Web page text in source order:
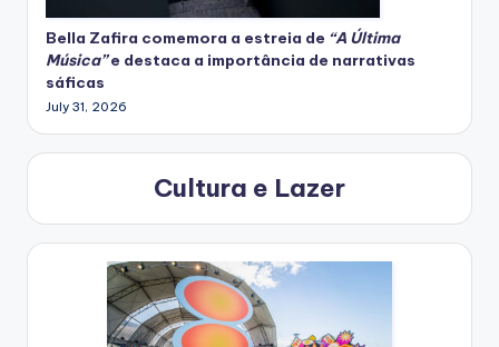
Bella Zafira comemora a estreia de “A Última
Música”e destaca a importância de narrativas
sáficas
July 31, 2026
Cultura e Lazer